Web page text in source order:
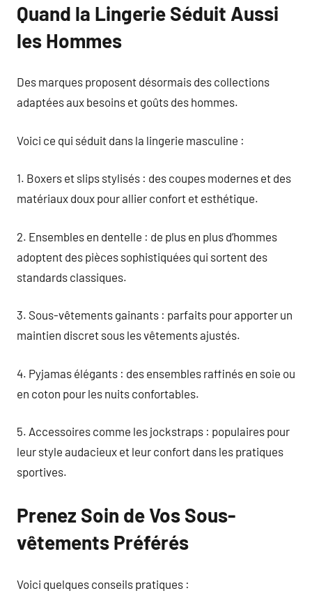
Quand la Lingerie Séduit Aussi
les Hommes
Des marques proposent désormais des collections
adaptées aux besoins et goûts des hommes.
Voici ce qui séduit dans la lingerie masculine :
1. Boxers et slips stylisés : des coupes modernes et des
matériaux doux pour allier confort et esthétique.
2. Ensembles en dentelle : de plus en plus d’hommes
adoptent des pièces sophistiquées qui sortent des
standards classiques.
3. Sous-vêtements gainants : parfaits pour apporter un
maintien discret sous les vêtements ajustés.
4. Pyjamas élégants : des ensembles raffinés en soie ou
en coton pour les nuits confortables.
5. Accessoires comme les jockstraps : populaires pour
leur style audacieux et leur confort dans les pratiques
sportives.
Prenez Soin de Vos Sous-
vêtements Préférés
Voici quelques conseils pratiques :